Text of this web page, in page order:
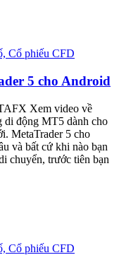
Cổ phiếu CFD
5 cho Android
Xem video về
di động MT5 dành cho
MetaTrader 5 cho
và bất cứ khi nào bạn
chuyển, trước tiên bạn
Cổ phiếu CFD